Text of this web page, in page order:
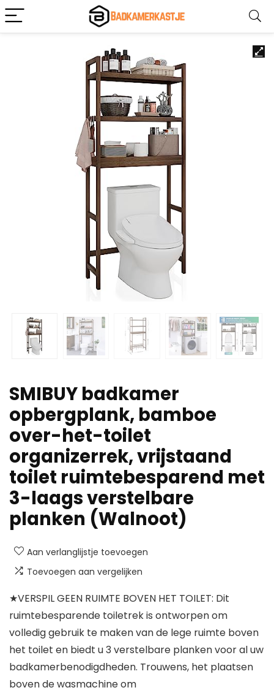
SMIBUY badkamer
opbergplank, bamboe
over-het-toilet
organizerrek, vrijstaand
toilet ruimtebesparend met
3-laags verstelbare
planken (Walnoot)
Aan verlanglijstje toevoegen
Toevoegen aan vergelijken
★VERSPIL GEEN RUIMTE BOVEN HET TOILET: Dit
ruimtebesparende toiletrek is ontworpen om
volledig gebruik te maken van de lege ruimte boven
het toilet en biedt u 3 verstelbare planken voor al uw
badkamerbenodigdheden. Trouwens, het plaatsen
boven de wasmachine om